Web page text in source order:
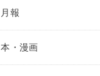
月報
本・漫画